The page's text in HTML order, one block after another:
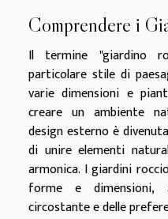
Comprendere i
Il termine "giardino
particolare stile di
varie dimensioni e
creare un ambiente
design esterno è
di unire elementi
armonica. I giardini
forme e dimensioni,
circostante e delle